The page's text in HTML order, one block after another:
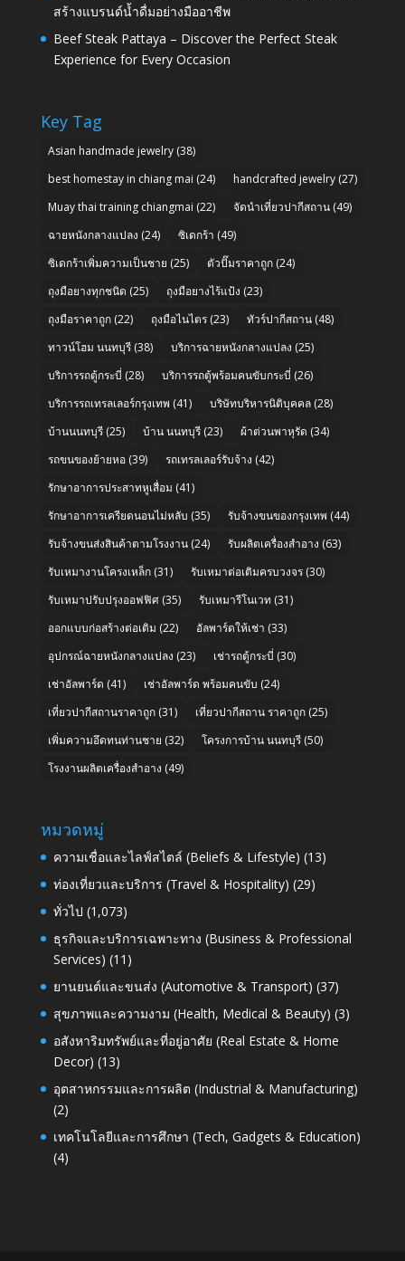
สร้างแบรนด์น้ำดื่มอย่างมืออาชีพ
Beef Steak Pattaya – Discover the Perfect Steak
Experience for Every Occasion
Key Tag
Asian handmade jewelry(38)
best homestay in chiang mai (24) handcrafted jewelry(27)
Muay thai training chiangmai (22) จัดนำเที่ยวปากีสถาน(49)
ฉายหนังกลางแปลง (24) ซิเดกร้า (49)
ซิเดกร้าเพิ่มความเป็นชาย (25) ตัวปั๊มราคาถูก(24)
ถุงมือยางทุกชนิด (25) ถุงมือยางไร้แป้ง (23)
ถุงมือราคาถูก(22) ถุงมือไนไตร(23) ทัวร์ปากีสถาน(48)
ทาวน์โฮม นนทบุรี(38) บริการฉายหนังกลางแปลง (25)
บริการรถตู้กระบี่ (28) บริการรถตู้พร้อมคนขับกระบี่ (26)
บริการรถเทรลเลอร์กรุงเทพ (41) บริษัทบริหารนิติบุคคล(28)
บ้านนนทบุรี(25) บ้าน นนทบุรี(23) ผ้าต่วนพาหุรัด (34)
รถขนของย้ายหอ(39) รถเทรลเลอร์รับจ้าง (42)
รักษาอาการประสาทหูเสื่อม (41)
รักษาอาการเครียดนอนไม่หลับ (35) รับจ้างขนของกรุงเทพ (44)
รับจ้างขนส่งสินค้าตามโรงงาน(24) รับผลิตเครื่องสำอาง (63)
รับเหมางานโครงเหล็ก(31) รับเหมาต่อเติมครบวงจร(30)
รับเหมาปรับปรุงออฟฟิศ(35) รับเหมารีโนเวท (31)
ออกแบบก่อสร้างต่อเติม (22) อัลพาร์ดให้เช่า (33)
อุปกรณ์ฉายหนังกลางแปลง (23) เช่ารถตู้กระบี่ (30)
เช่าอัลพาร์ด (41) เช่าอัลพาร์ด พร้อมคนขับ (24)
เที่ยวปากีสถานราคาถูก(31) เที่ยวปากีสถาน ราคาถูก(25)
เพิ่มความอึดทนท่านชาย (32) โครงการบ้าน นนทบุรี(50)
โรงงานผลิตเครื่องสำอาง (49)
หมวดหมู่
ความเชื่อและไลฟ์สไตล์ (Beliefs & Lifestyle) (13)
ท่องเที่ยวและบริการ (Travel & Hospitality) (29)
ทั่วไป (1,073)
ธุรกิจและบริการเฉพาะทาง (Business & Professional
Services) (11)
ยานยนต์และขนส่ง (Automotive & Transport) (37)
สุขภาพและความงาม (Health, Medical & Beauty) (3)
อสังหาริมทรัพย์และที่อยู่อาศัย (Real Estate & Home
Decor) (13)
อุตสาหกรรมและการผลิต (Industrial & Manufacturing)
(2)
เทคโนโลยีและการศึกษา (Tech, Gadgets & Education)
(4)